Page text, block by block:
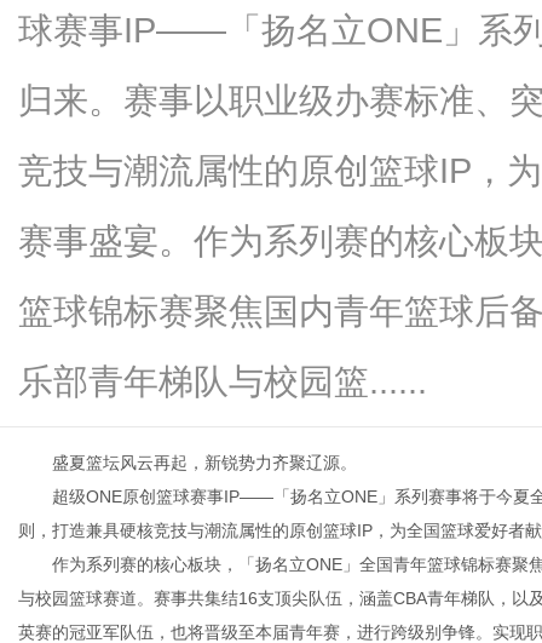
球赛事IP——「扬名立ONE」系
归来。赛事以职业级办赛标准、
竞技与潮流属性的原创篮球IP，
赛事盛宴。作为系列赛的核心板
篮球锦标赛聚焦国内青年篮球后
乐部青年梯队与校园篮......
盛夏篮坛风云再起，新锐势力齐聚辽源。
超级ONE原创篮球赛事IP——「扬名立ONE」系列赛事将于今夏
则，打造兼具硬核竞技与潮流属性的原创篮球IP，为全国篮球爱好者
作为系列赛的核心板块，「扬名立ONE」全国青年篮球锦标赛
与校园篮球赛道。赛事共集结16支顶尖队伍，涵盖CBA青年梯队，
英赛的冠亚军队伍，也将晋级至本届青年赛，进行跨级别争锋。实现